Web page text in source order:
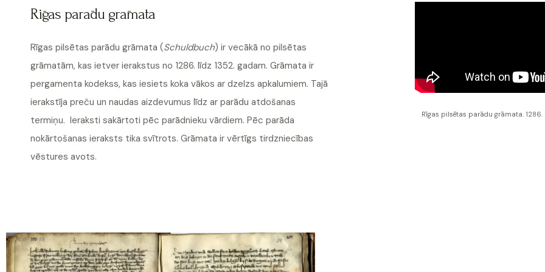
Rīgas parādu grāmata
Rīgas pilsētas parādu grāmata (Schuldbuch) ir vecākā no pilsētas
grāmatām, kas ietver ierakstus no 1286. līdz 1352. gadam. Grāmata ir
pergamenta kodekss, kas iesiets koka vākos ar dzelzs apkalumiem. Tajā
ierakstīja preču un naudas aizdevumus līdz ar parādu atdošanas
termiņu. Ieraksti sakārtoti pēc parādnieku vārdiem. Pēc parāda
nokārtošanas ieraksts tika svītrots. Grāmata ir vērtīgs tirdzniecības
vēstures avots.
Rīgas pilsētas parādu grāmata. 1286.